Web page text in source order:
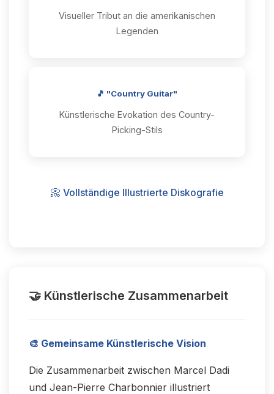
Visueller Tribut an die amerikanischen
Legenden
🎵 "Country Guitar"
Künstlerische Evokation des Country-
Picking-Stils
📀 Vollständige Illustrierte Diskografie
🤝 Künstlerische Zusammenarbeit
🎨 Gemeinsame Künstlerische Vision
Die Zusammenarbeit zwischen Marcel Dadi
und Jean-Pierre Charbonnier illustriert